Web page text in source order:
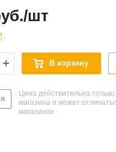
/шт
В корзину
Цена действительна
магазина и может
магазинах